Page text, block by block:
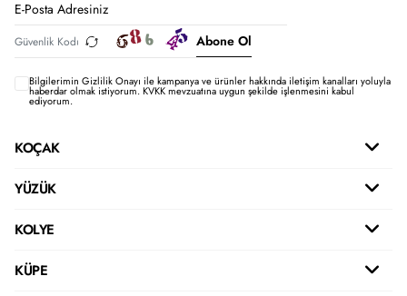
Abone Ol
Bilgilerimin Gizlilik Onayı ile kampanya ve ürünler hakkında iletişim kanalları yoluyla
haberdar olmak istiyorum.KVKK mevzuatına uygun şekilde işlenmesini kabul
ediyorum.
KOÇAK
YÜZÜK
KOLYE
KÜPE